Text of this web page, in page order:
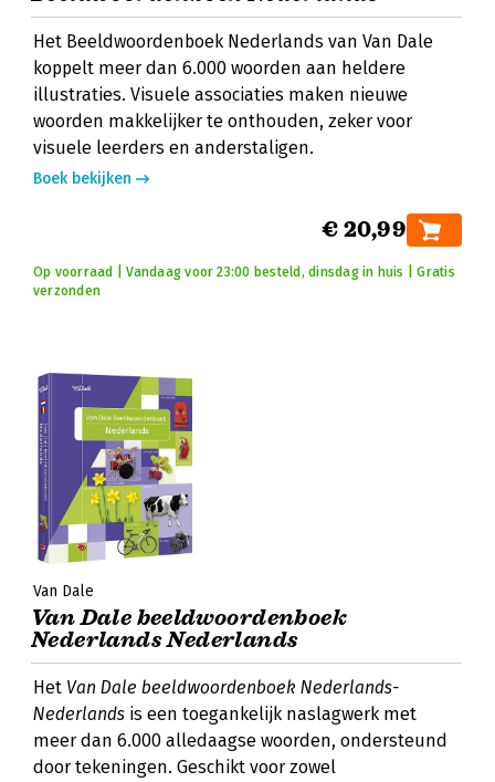
Het Beeldwoordenboek Nederlands van Van Dale
koppelt meer dan 6.000 woorden aan heldere
illustraties. Visuele associaties maken nieuwe
woorden makkelijker te onthouden, zeker voor
visuele leerders en anderstaligen.
Boek bekijken
€ 20,99
Op voorraad | Vandaag voor 23:00 besteld, dinsdag in huis | Gratis
verzonden
Van Dale
Van Dale beeldwoordenboek
Nederlands Nederlands
Het Van Dale beeldwoordenboek Nederlands-
Nederlands is een toegankelijk naslagwerk met
meer dan 6.000 alledaagse woorden, ondersteund
door tekeningen. Geschikt voor zowel